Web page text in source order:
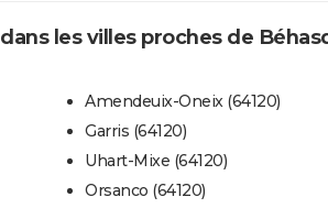
les villes proches de
Amendeuix-Oneix (64120)
Garris (64120)
Uhart-Mixe (64120)
Orsanco (64120)